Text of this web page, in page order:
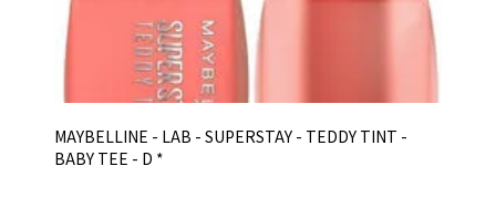
MAYBELLINE - LAB - SUPERSTAY - TEDDY TINT -
BABY TEE - D *